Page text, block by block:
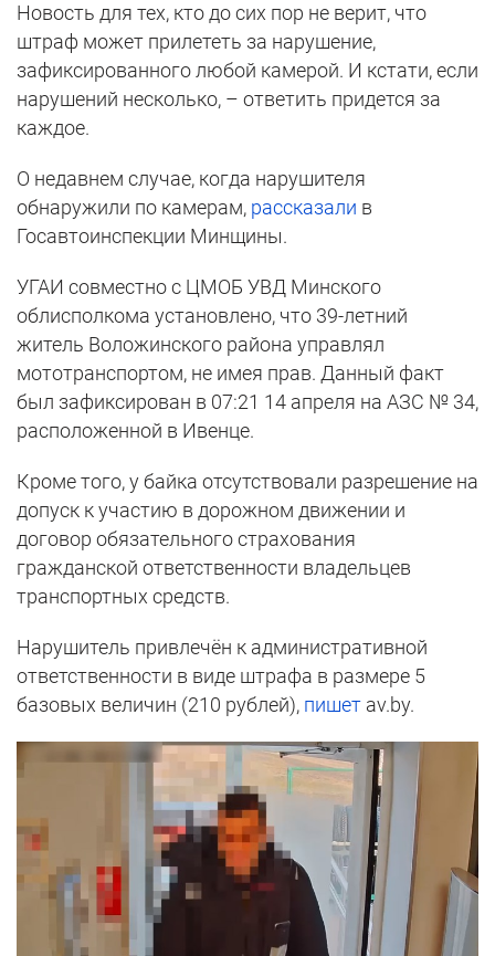
Новость для тех, кто до сих пор не верит, что
штраф может прилететь за нарушение,
зафиксированного любой камерой. И кстати, если
нарушений несколько, – ответить придется за
каждое.
О недавнем случае, когда нарушителя
обнаружили по камерам, рассказали в
Госавтоинспекции Минщины.
УГАИ совместно с ЦМОБ УВД Минского
облисполкома установлено, что 39-летний
житель Воложинского района управлял
мототранспортом, не имея прав. Данный факт
был зафиксирован в 07:21 14 апреля на АЗС № 34,
расположенной в Ивенце.
Кроме того, у байка отсутствовали разрешение на
допуск к участию в дорожном движении и
договор обязательного страхования
гражданской ответственности владельцев
транспортных средств.
Нарушитель привлечён к административной
ответственности в виде штрафа в размере 5
базовых величин (210 рублей), пишет av.by.